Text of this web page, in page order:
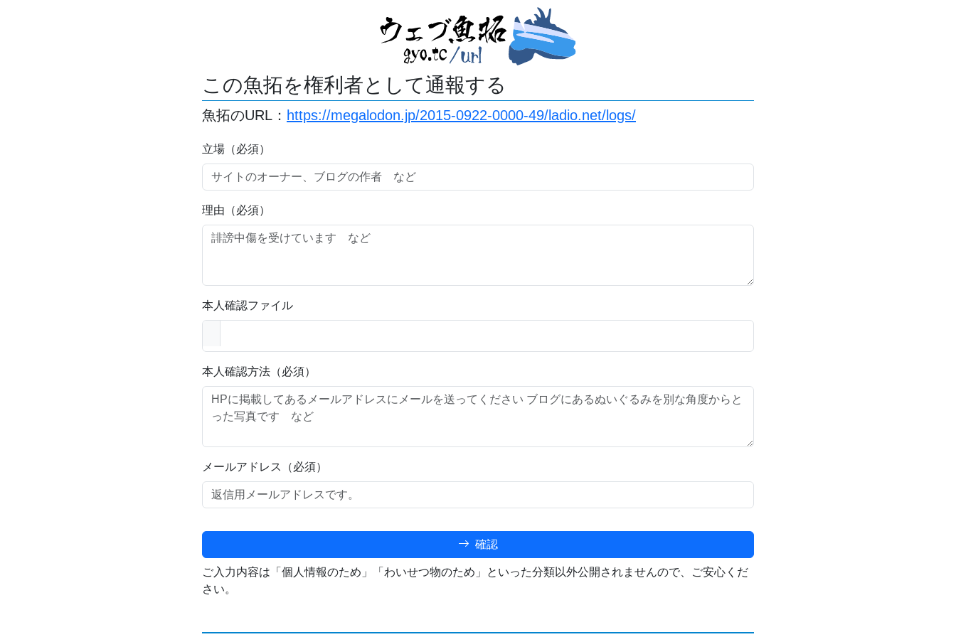
この魚拓を権利者として通報する
魚拓のURL： https://megalodon.jp/2015-0922-0000-49/ladio.net/logs/
立場（必須）
理由（必須）
本人確認ファイル
本人確認方法（必須）
メールアドレス（必須）
確認
ご入力内容は「個人情報のため」「わいせつ物のため」といった分類以外公開されませんので、ご安心くだ
さい。